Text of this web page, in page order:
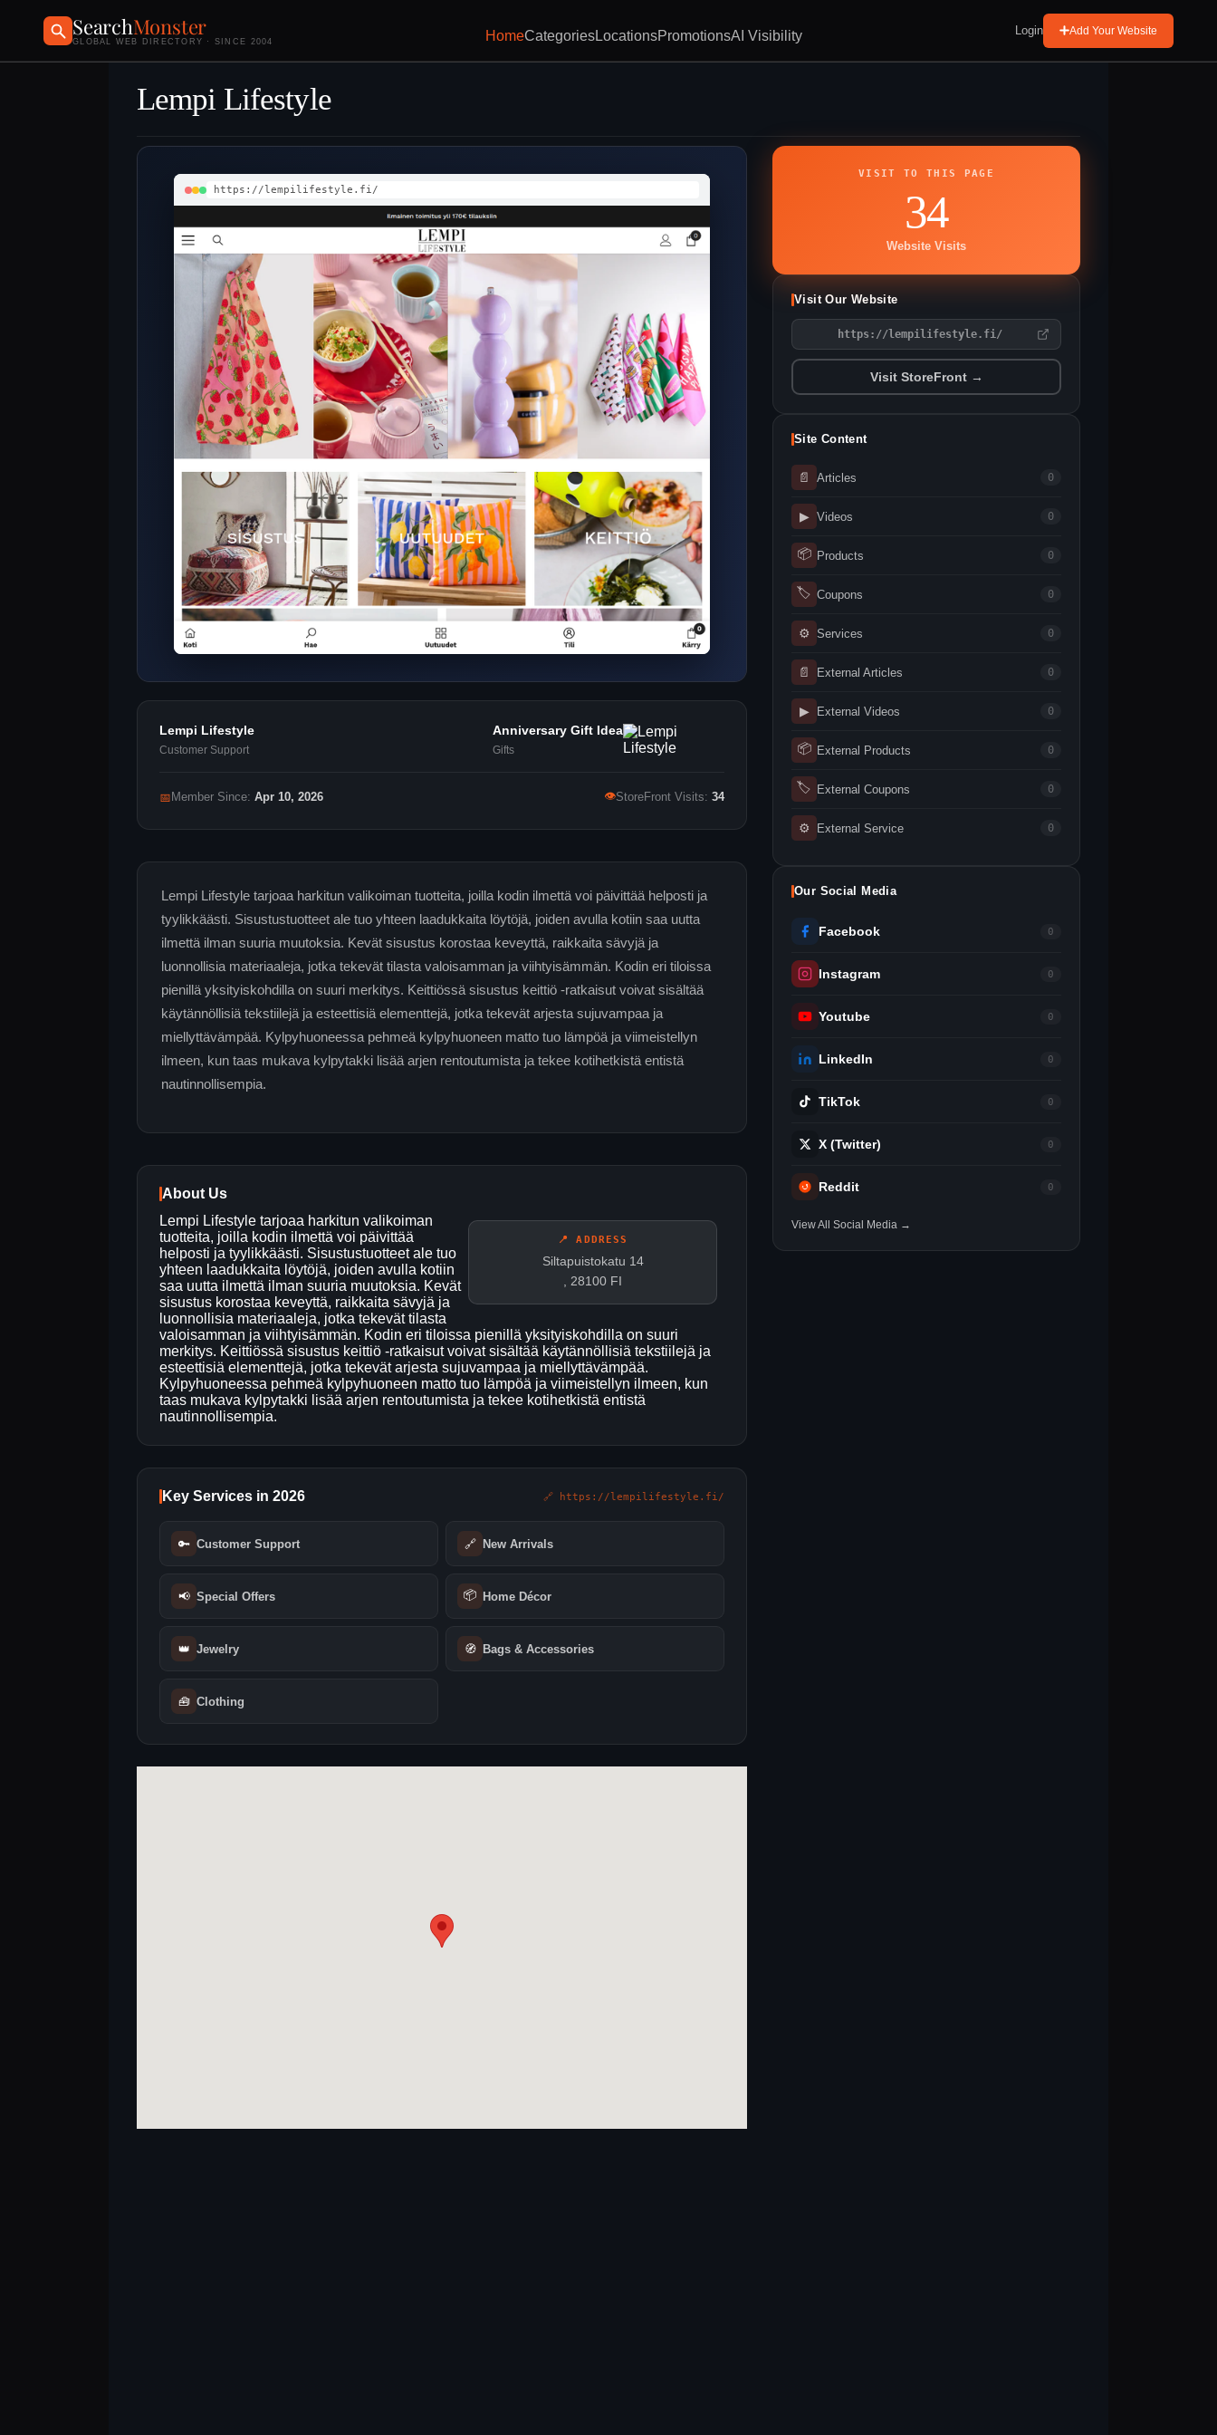
SearchMonster
GLOBAL WEB DIRECTORY · SINCE 2004 HomeCategoriesLocationsPromotionsAI Visibility Login Add Your Website
Lempi Lifestyle
https://lempilifestyle.fi/
Lempi Lifestyle
Customer Support
Anniversary Gift Idea
Gifts
📅 Member Since: Apr 10, 2026 👁StoreFront Visits: 34
Lempi Lifestyle tarjoaa harkitun valikoiman tuotteita, joilla kodin ilmettä voi päivittää helposti ja
tyylikkäästi. Sisustustuotteet ale tuo yhteen laadukkaita löytöjä, joiden avulla kotiin saa uutta
ilmettä ilman suuria muutoksia. Kevät sisustus korostaa keveyttä, raikkaita sävyjä ja
luonnollisia materiaaleja, jotka tekevät tilasta valoisamman ja viihtyisämmän. Kodin eri tiloissa
pienillä yksityiskohdilla on suuri merkitys. Keittiössä sisustus keittiö -ratkaisut voivat sisältää
käytännöllisiä tekstiilejä ja esteettisiä elementtejä, jotka tekevät arjesta sujuvampaa ja
miellyttävämpää. Kylpyhuoneessa pehmeä kylpyhuoneen matto tuo lämpöä ja viimeistellyn
ilmeen, kun taas mukava kylpytakki lisää arjen rentoutumista ja tekee kotihetkistä entistä
nautinnollisempia.
About Us
📍 ADDRESS
Siltapuistokatu 14
, 28100 FI
Lempi Lifestyle tarjoaa harkitun valikoiman
tuotteita, joilla kodin ilmettä voi päivittää
helposti ja tyylikkäästi. Sisustustuotteet ale tuo
yhteen laadukkaita löytöjä, joiden avulla kotiin
saa uutta ilmettä ilman suuria muutoksia. Kevät
sisustus korostaa keveyttä, raikkaita sävyjä ja
luonnollisia materiaaleja, jotka tekevät tilasta
valoisamman ja viihtyisämmän. Kodin eri tiloissa pienillä yksityiskohdilla on suuri
merkitys. Keittiössä sisustus keittiö -ratkaisut voivat sisältää käytännöllisiä tekstiilejä ja
esteettisiä elementtejä, jotka tekevät arjesta sujuvampaa ja miellyttävämpää.
Kylpyhuoneessa pehmeä kylpyhuoneen matto tuo lämpöä ja viimeistellyn ilmeen, kun
taas mukava kylpytakki lisää arjen rentoutumista ja tekee kotihetkistä entistä
nautinnollisempia.
Key Services in 2026 🔗 https://lempilifestyle.fi/
🔑 Customer Support 🔗 New Arrivals
📢 Special Offers 📦 Home Décor
👑 Jewelry 🧭 Bags & Accessories
🧰 Clothing
VISIT TO THIS PAGE
34
Website Visits
Visit Our Website
https://lempilifestyle.fi/
Visit StoreFront →
Site Content
📄 Articles 0
▶ Videos 0
📦 Products 0
🏷 Coupons 0
⚙ Services 0
📄 External Articles 0
▶ External Videos 0
📦 External Products 0
🏷 External Coupons 0
⚙ External Service 0
Our Social Media
Facebook 0
Instagram 0
Youtube 0
LinkedIn 0
TikTok 0
X (Twitter) 0
Reddit 0
View All Social Media →